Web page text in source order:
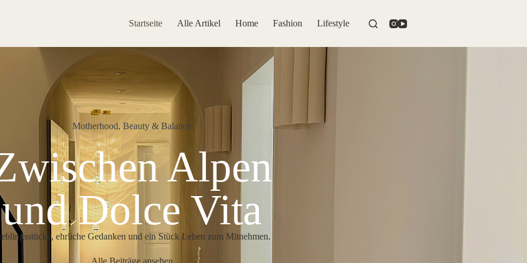
Startseite Alle Artikel Home Fashion Lifestyle
Motherhood, Beauty & Balance
Alpen
und Dolce Vita
ehrliche Gedanken und ein Stück Leben zum Mitnehmen.
Alle Beiträge ansehen